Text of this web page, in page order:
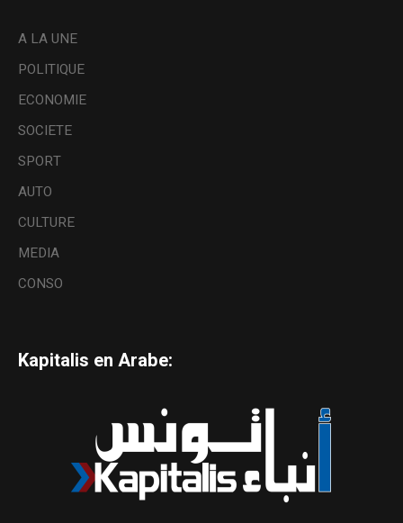
A LA UNE
POLITIQUE
ECONOMIE
SOCIETE
SPORT
AUTO
CULTURE
MEDIA
CONSO
Kapitalis en Arabe: